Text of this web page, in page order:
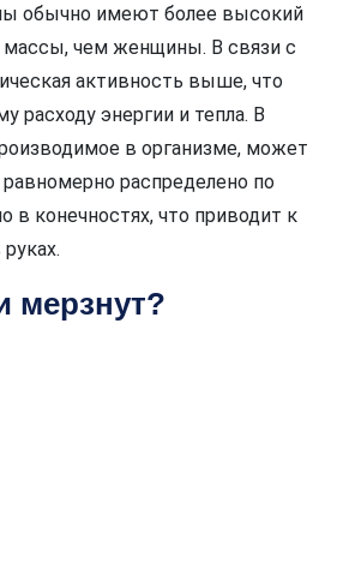
обычно имеют более высокий
чем женщины. В связи с
активность выше, что
расходу энергии и тепла. В
в организме, может
распределено по
в конечностях, что приводит к
мерзнут?